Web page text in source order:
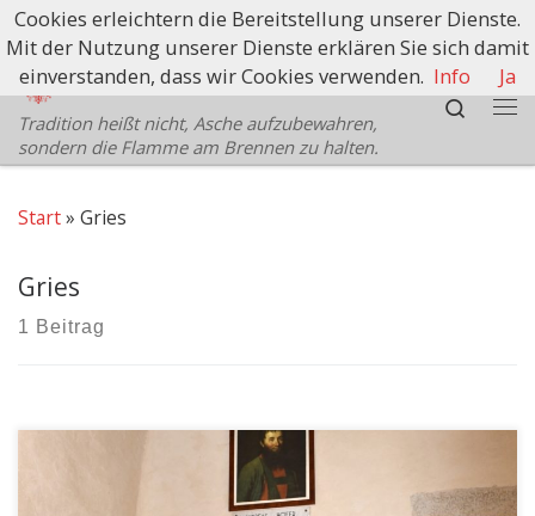
Zum Inhalt springen
Schützenbezirk Bozen
Tradition heißt nicht, Asche aufzubewahren,
sondern die Flamme am Brennen zu halten.
Search
Start» Gries
Gries
1 Beitrag
Cookies erleichtern die Bereitstellung unserer Dienste.
Mit der Nutzung unserer Dienste erklären Sie sich damit
einverstanden, dass wir Cookies verwenden. Info Ja